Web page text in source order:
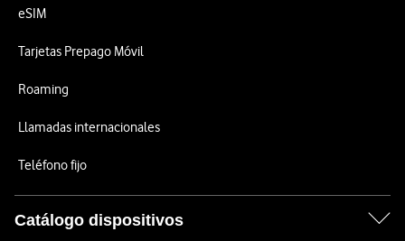
eSIM
Tarjetas Prepago Móvil
Roaming
Llamadas internacionales
Teléfono fijo
Catálogo dispositivos